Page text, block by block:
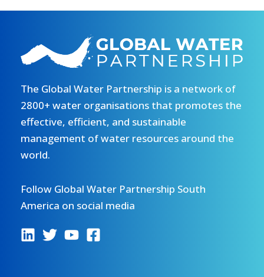
The Global Water Partnership is a network of
2800+ water organisations that promotes the
effective, efficient, and sustainable
management of water resources around the
world.
Follow Global Water Partnership South
America on social media